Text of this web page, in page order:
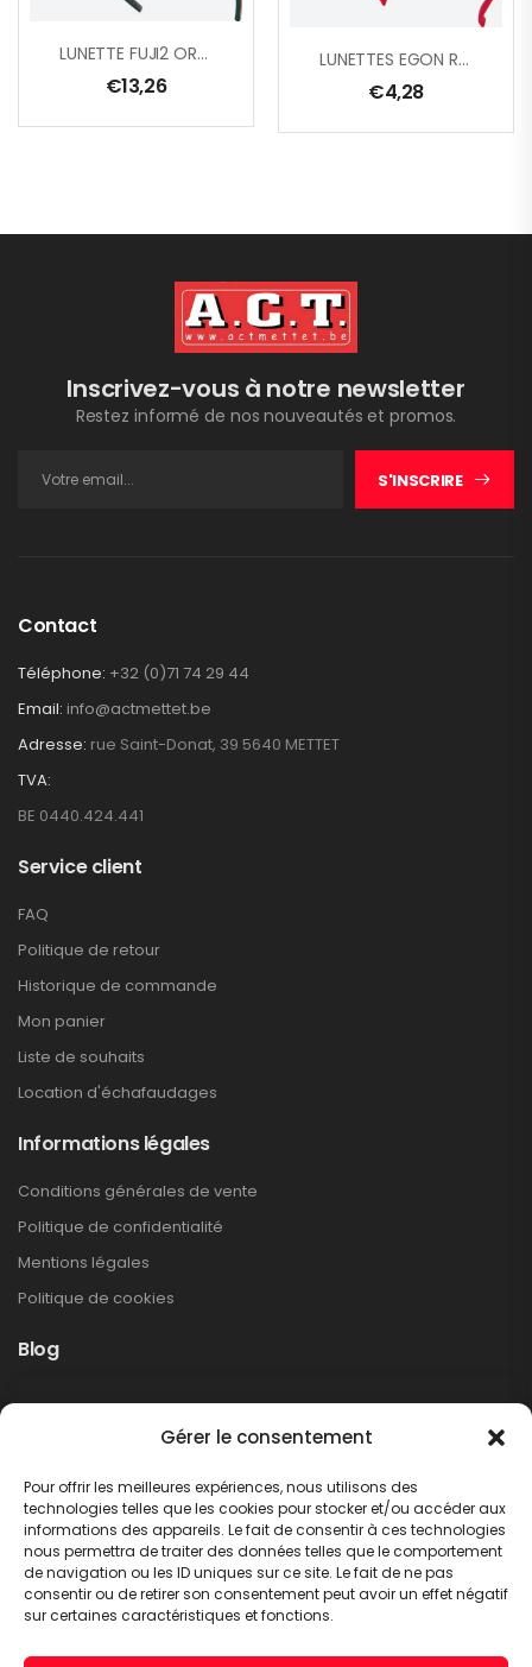
Gérer le consentement
Pour offrir les meilleures expériences, nous utilisons des
technologies telles que les cookies pour stocker et/ou accéder aux
informations des appareils. Le fait de consentir à ces technologies
nous permettra de traiter des données telles que le comportement
de navigation ou les ID uniques sur ce site. Le fait de ne pas
consentir ou de retirer son consentement peut avoir un effet négatif
sur certaines caractéristiques et fonctions.
LUNETTE FUJI2 ORANGE GRADIENT
€13,26
LUNETTES EGON RO/LIGHT MIRROR
€4,28
Inscrivez-vous à notre newsletter
Restez informé de nos nouveautés et promos.
S'INSCRIRE
Contact
Téléphone: +32 (0)71 74 29 44
Email: info@actmettet.be
Adresse: rue Saint-Donat, 39 5640 METTET
TVA:
BE 0440.424.441
Service client
FAQ
Politique de retour
Historique de commande
Mon panier
Liste de souhaits
Location d'échafaudages
Informations légales
Conditions générales de vente
Politique de confidentialité
Mentions légales
Politique de cookies
Blog
Non classé
LIRE PLUS